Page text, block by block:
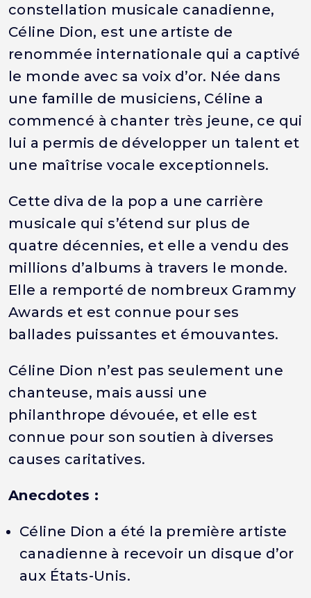
constellation musicale canadienne,
Céline Dion, est une artiste de
renommée internationale qui a captivé
le monde avec sa voix d’or. Née dans
une famille de musiciens, Céline a
commencé à chanter très jeune, ce qui
lui a permis de développer un talent et
une maîtrise vocale exceptionnels.
Cette diva de la pop a une carrière
musicale qui s’étend sur plus de
quatre décennies, et elle a vendu des
millions d’albums à travers le monde.
Elle a remporté de nombreux Grammy
Awards et est connue pour ses
ballades puissantes et émouvantes.
Céline Dion n’est pas seulement une
chanteuse, mais aussi une
philanthrope dévouée, et elle est
connue pour son soutien à diverses
causes caritatives.
Anecdotes :
Céline Dion a été la première artiste
canadienne à recevoir un disque d’or
aux États-Unis.